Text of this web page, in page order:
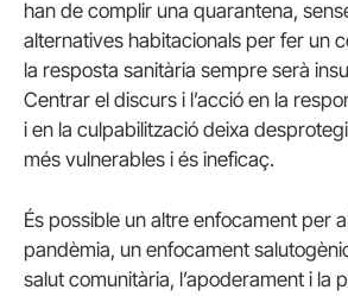
han de complir una quarantena,
alternatives habitacionals per fer un
la resposta sanitària sempre serà
Centrar el discurs i l’acció en la
i en la culpabilització deixa
més vulnerables i és ineficaç.
És possible un altre enfocament per
pandèmia, un enfocament
salut comunitària, l’apoderament i la